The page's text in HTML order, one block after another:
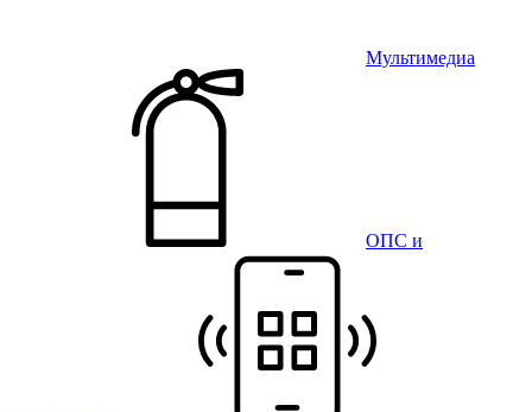
Мультимедиа
ОПС и